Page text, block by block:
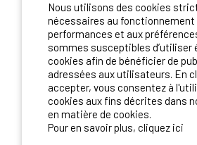
S'ABONNER
NOS
Nous utilisons des cookies
nécessaires au fonctionnement
performances et aux
sommes susceptibles d’utiliser
cookies afin de bénéficier de
adressées aux utilisateurs. En
accepter, vous consentez à
cookies aux fins décrites dans
en matière de cookies.
Pour en savoir plus, cliquez ici